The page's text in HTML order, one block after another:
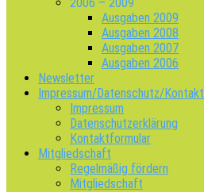
Ausgaben 2009
Ausgaben 2008
Ausgaben 2007
Ausgaben 2006
Newsletter
Impressum/Datenschutz/Kontakt
Impressum
Datenschutzerklärung
Kontaktformular
Mitgliedschaft
Regelmäßig fördern
Mitgliedschaft